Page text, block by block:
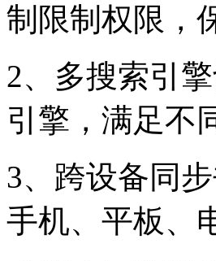
制限制权限，
2、多搜索引
引擎，满足不
3、跨设备同
手机、平板、